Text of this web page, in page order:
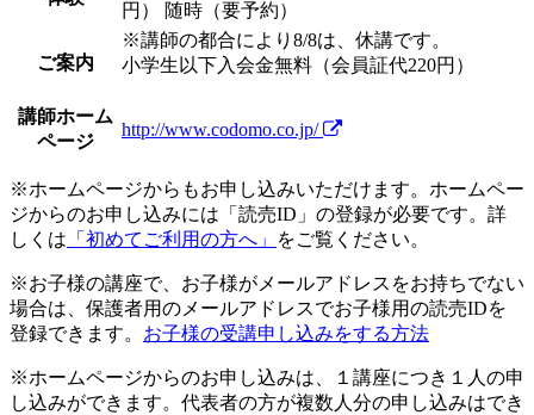
円）
随時（要予約）
ご案内
※講師の都合により8/8は、休講です。
小学生以下入会金無料（会員証代220円）
講師ホーム
ページ
http://www.codomo.co.jp/
※ホームページからもお申し込みいただけます。ホームペー
ジからのお申し込みには「読売ID」の登録が必要です。詳
しくは 「初めてご利用の方へ」 をご覧ください。
※お子様の講座で、お子様がメールアドレスをお持ちでない
場合は、保護者用のメールアドレスでお子様用の読売IDを
登録できます。 お子様の受講申し込みをする方法
※ホームページからのお申し込みは、１講座につき１人の申
し込みができます。代表者の方が複数人分の申し込みはでき